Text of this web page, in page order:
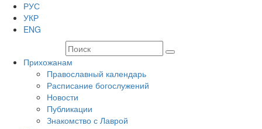
РУС
УКР
ENG
Прихожанам
Православный календарь
Расписание богослужений
Новости
Публикации
Знакомство с Лаврой